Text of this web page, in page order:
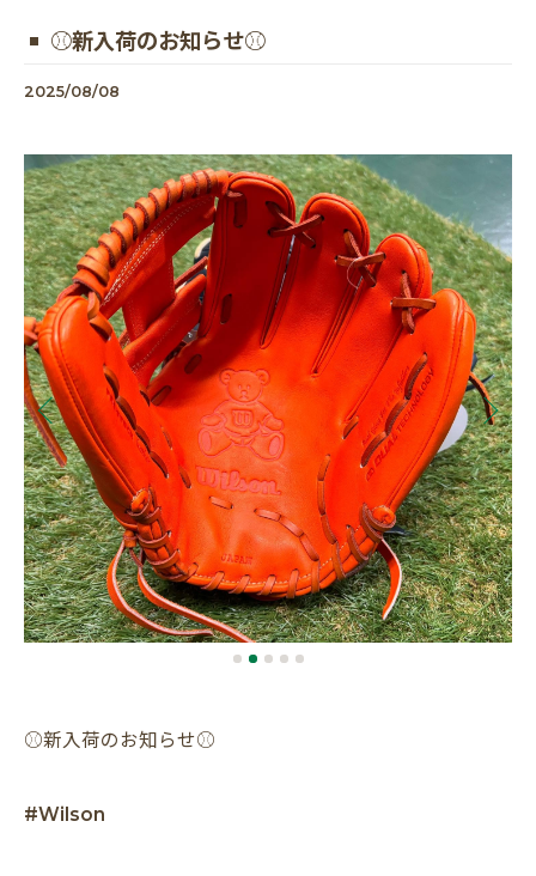
⚾️新入荷のお知らせ⚾️
2025/08/08
⚾️新入荷のお知らせ⚾️
#Wilson